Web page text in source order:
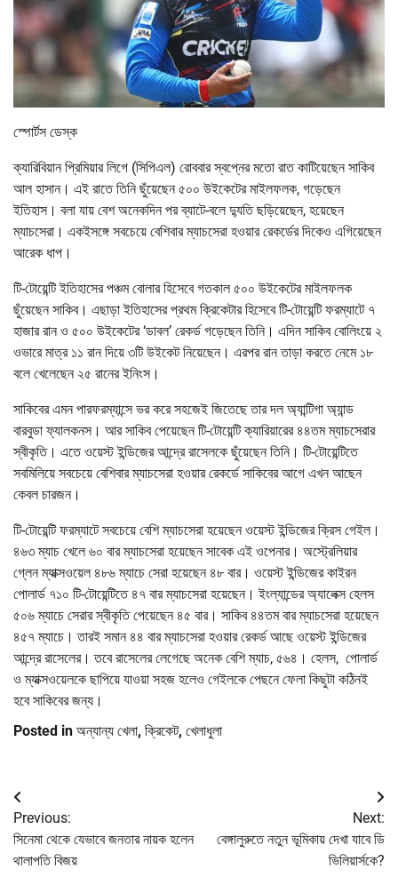
স্পোর্টস ডেস্ক
ক্যারিবিয়ান প্রিমিয়ার লিগে (সিপিএল) রোববার স্বপ্নের মতো রাত কাটিয়েছেন সাকিব
আল হাসান। এই রাতে তিনি ছুঁয়েছেন ৫০০ উইকেটের মাইলফলক, গড়েছেন
ইতিহাস। বলা যায় বেশ অনেকদিন পর ব্যাটে-বলে দ্যুতি ছড়িয়েছেন, হয়েছেন
ম্যাচসেরা। একইসঙ্গে সবচেয়ে বেশিবার ম্যাচসেরা হওয়ার রেকর্ডের দিকেও এগিয়েছেন
আরেক ধাপ।
টি-টোয়েন্টি ইতিহাসের পঞ্চম বোলার হিসেবে গতকাল ৫০০ উইকেটের মাইলফলক
ছুঁয়েছেন সাকিব। এছাড়া ইতিহাসের প্রথম ক্রিকেটার হিসেবে টি-টোয়েন্টি ফরম্যাটে ৭
হাজার রান ও ৫০০ উইকেটের ‘ডাবল’ রেকর্ড গড়েছেন তিনি। এদিন সাকিব বোলিংয়ে ২
ওভারে মাত্র ১১ রান দিয়ে ৩টি উইকেট নিয়েছেন। এরপর রান তাড়া করতে নেমে ১৮
বলে খেলেছেন ২৫ রানের ইনিংস।
সাকিবের এমন পারফরম্যান্সে ভর করে সহজেই জিতেছে তার দল অ্যান্টিগা অ্যান্ড
বারবুডা ফ্যালকনস। আর সাকিব পেয়েছেন টি-টোয়েন্টি ক্যারিয়ারের ৪৪তম ম্যাচসেরার
স্বীকৃতি। এতে ওয়েস্ট ইন্ডিজের আন্দ্রে রাসেলকে ছুঁয়েছেন তিনি। টি-টোয়েন্টিতে
সবমিলিয়ে সবচেয়ে বেশিবার ম্যাচসেরা হওয়ার রেকর্ডে সাকিবের আগে এখন আছেন
কেবল চারজন।
টি-টোয়েন্টি ফরম্যাটে সবচেয়ে বেশি ম্যাচসেরা হয়েছেন ওয়েস্ট ইন্ডিজের ক্রিস গেইল।
৪৬৩ ম্যাচ খেলে ৬০ বার ম্যাচসেরা হয়েছেন সাবেক এই ওপেনার। অস্ট্রেলিয়ার
গ্লেন ম্যাক্সওয়েল ৪৮৬ ম্যাচে সেরা হয়েছেন ৪৮ বার। ওয়েস্ট ইন্ডিজের কাইরন
পোলার্ড ৭১০ টি-টোয়েন্টিতে ৪৭ বার ম্যাচসেরা হয়েছেন। ইংল্যান্ডের অ্যালেক্স হেলস
৫০৬ ম্যাচে সেরার স্বীকৃতি পেয়েছেন ৪৫ বার। সাকিব ৪৪তম বার ম্যাচসেরা হয়েছেন
৪৫৭ ম্যাচে। তারই সমান ৪৪ বার ম্যাচসেরা হওয়ার রেকর্ড আছে ওয়েস্ট ইন্ডিজের
আন্দ্রে রাসেলের। তবে রাসেলের লেগেছে অনেক বেশি ম্যাচ, ৫৬৪। হেলস, পোলার্ড
ও ম্যাক্সওয়েলকে ছাপিয়ে যাওয়া সহজ হলেও গেইলকে পেছনে ফেলা কিছুটা কঠিনই
হবে সাকিবের জন্য।
Posted in অন্যান্য খেলা, ক্রিকেট, খেলাধুলা
Post
navigation
Previous:
সিনেমা থেকে যেভাবে জনতার নায়ক হলেন
থালাপতি বিজয়
Next:
বেঙ্গালুরুতে নতুন ভূমিকায় দেখা যাবে ডি
ভিলিয়ার্সকে?